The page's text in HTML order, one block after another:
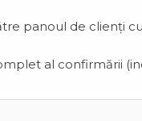
panoul de clienți
al confirmării